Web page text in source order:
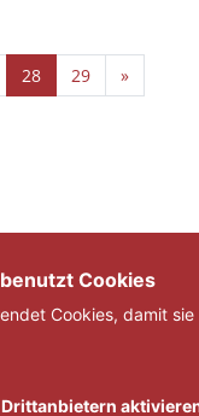
28 29 »
Cookies
Cookies, damit